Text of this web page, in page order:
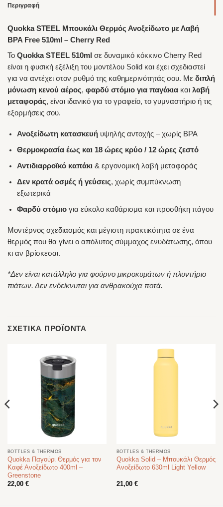
Περιγραφή
Quokka STEEL Μπουκάλι Θερμός Ανοξείδωτο με Λαβή
BPA Free 510ml – Cherry Red
Το Quokka STEEL 510ml σε δυναμικό κόκκινο Cherry Red
είναι η φυσική εξέλιξη του μοντέλου Solid και έχει σχεδιαστεί
για να αντέχει στον ρυθμό της καθημερινότητάς σου. Με διπλή
μόνωση κενού αέρος, φαρδύ στόμιο για παγάκια και λαβή
μεταφοράς, είναι ιδανικό για το γραφείο, το γυμναστήριο ή τις
εξορμήσεις σου.
Ανοξείδωτη κατασκευή υψηλής αντοχής – χωρίς BPA
Θερμοκρασία έως και 18 ώρες κρύο / 12 ώρες ζεστό
Αντιδιαρροϊκό καπάκι & εργονομική λαβή μεταφοράς
Δεν κρατά οσμές ή γεύσεις, χωρίς συμπύκνωση
εξωτερικά
Φαρδύ στόμιο για εύκολο καθάρισμα και προσθήκη πάγου
Μοντέρνος σχεδιασμός και μέγιστη πρακτικότητα σε ένα
θερμός που θα γίνει ο απόλυτος σύμμαχος ενυδάτωσης, όπου
κι αν βρίσκεσαι.
*Δεν είναι κατάλληλο για φούρνο μικροκυμάτων ή πλυντήριο
πιάτων. Δεν ενδείκνυται για ανθρακούχα ποτά.
ΣΧΕΤΙΚΆ ΠΡΟΪΌΝΤΑ
BOTTLES & THERMOS
Quokka Παγούρι Θερμός για τον
Καφέ Ανοξείδωτο 400ml –
Greenstone
22,00 €
BOTTLES & THERMOS
Quokka Solid – Μπουκάλι Θερμός
Ανοξείδωτο 630ml Light Yellow
21,00 €